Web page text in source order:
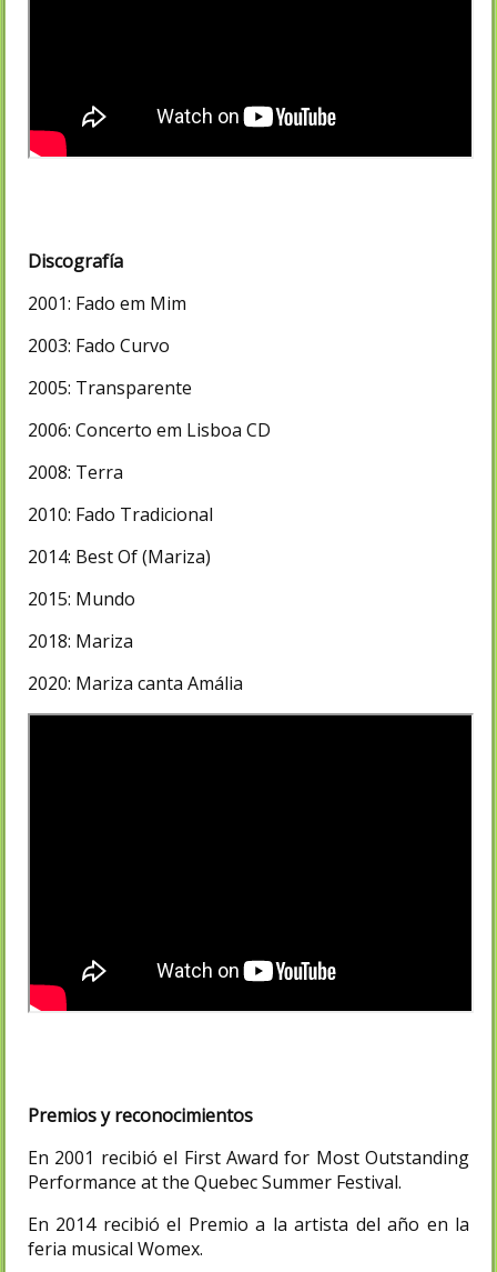
Discografía
2001: Fado em Mim
2003: Fado Curvo
2005: Transparente
2006: Concerto em Lisboa CD
2008: Terra
2010: Fado Tradicional
2014: Best Of (Mariza)
2015: Mundo
2018: Mariza
2020: Mariza canta Amália
Premios y reconocimientos
En 2001 recibió el First Award for Most Outstanding
Performance at the Quebec Summer Festival.
En 2014 recibió el Premio a la artista del año en la
feria musical Womex.